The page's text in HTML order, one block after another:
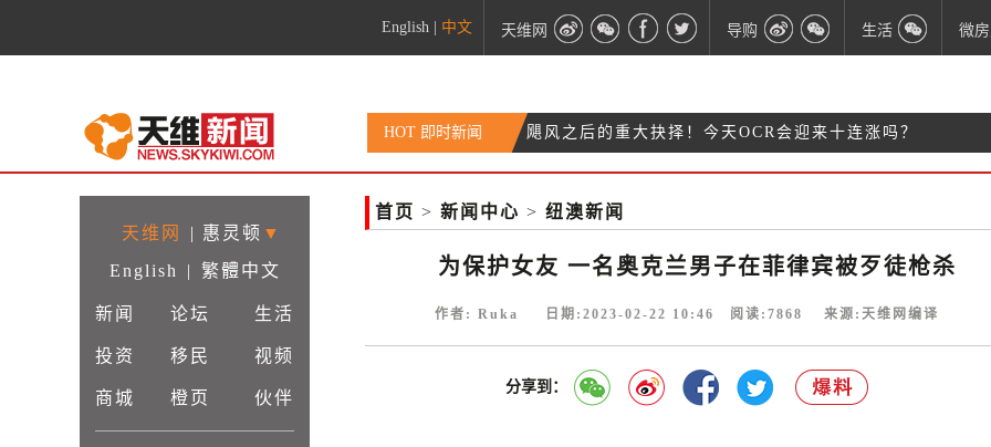
English 中文 天维网 导购 生活 微
HOT 即时新闻
飓风之后的重大抉择！今天OCR会迎来十连涨吗？
续
南岛箭镇附近出事！大规模救援行动正在展开
天维网 | 惠灵顿 ▼
English
| 繁體中文
新闻 论坛 生活
投资 移民 视频
商城 橙页 伙伴
首页 > 新闻中心 > 纽澳新闻
为保护女友 一名奥克兰男子在菲律宾被歹徒枪杀
作者: Ruka 日期:2023-02-22 10:46 阅读: 7868 来源:天维网编译
分享到：